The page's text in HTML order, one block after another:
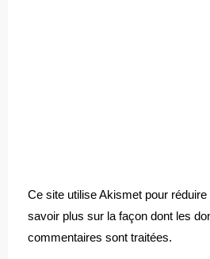
Ce site utilise Akismet pour
savoir plus sur la façon dont les
commentaires sont traitées.